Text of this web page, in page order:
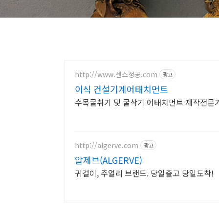
http://www.센스정공.com 광고
이식 건설기계어태치먼트
수목굴취기 및 굴삭기 어태치먼트 제작전문
http://algerve.com 광고
알제브(ALGERVE)
귀걸이, 주얼리 브랜드. 당일출고 당일도착!